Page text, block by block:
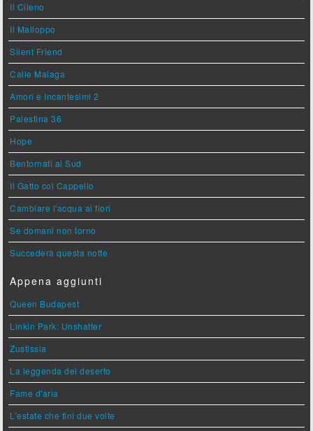
Il Cileno
Il Malloppo
Silent Friend
Calle Malaga
Amori e Incantesimi 2
Palestina 36
Hope
Bentornati al Sud
Il Gatto col Cappello
Cambiare l'acqua ai fiori
Se domani non torno
Succederà questa notte
Appena aggiunti
Queen Budapest
Linkin Park: Unshatter
Zustissia
La leggenda del deserto
Fame d'aria
L'estate che finì due volte